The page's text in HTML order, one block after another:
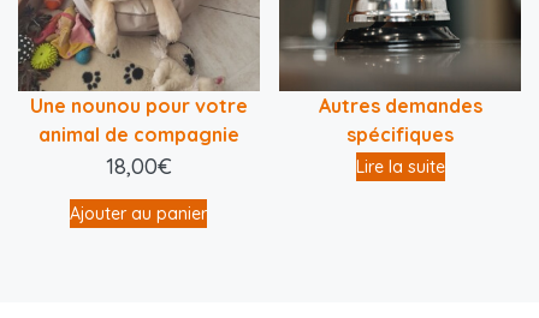
Une nounou pour votre
animal de compagnie
18,00€
Ajouter au panier
Autres demandes
spécifiques
Lire la suite